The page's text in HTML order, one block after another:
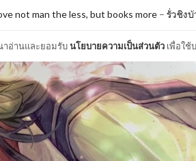
าอ่านและยอมรับนโยบายความเป็นส่วนตัว เพื่อใช้
not man the less, but books more – รั่วชิง